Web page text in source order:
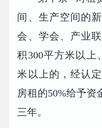
间、生产空间的
会、学会、产业
积300平方米以上
米以上的，经认
房租的50%给予资
三年。